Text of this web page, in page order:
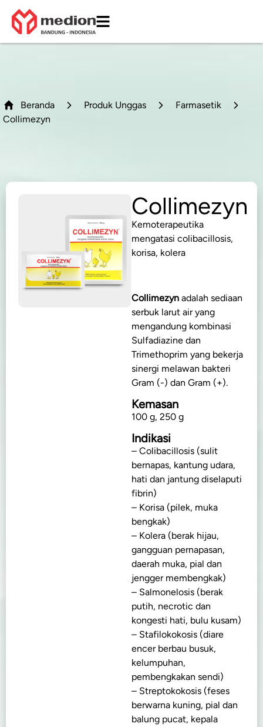
Beranda Produk Unggas
Farmasetik
Collimezyn
Collimezyn
Kemoterapeutika
mengatasi colibacillosis,
korisa, kolera
Collimezyn adalah sediaan
serbuk larut air yang
mengandung kombinasi
Sulfadiazine dan
Trimethoprim yang bekerja
sinergi melawan bakteri
Gram (-) dan Gram (+).
Kemasan
100 g, 250 g
Indikasi
– Colibacillosis (sulit
bernapas, kantung udara,
hati dan jantung diselaputi
fibrin)
– Korisa (pilek, muka
bengkak)
– Kolera (berak hijau,
gangguan pernapasan,
daerah muka, pial dan
jengger membengkak)
– Salmonelosis (berak
putih, necrotic dan
kongesti hati, bulu kusam)
– Stafilokokosis (diare
encer berbau busuk,
kelumpuhan,
pembengkakan sendi)
– Streptokokosis (feses
berwarna kuning, pial dan
balung pucat, kepala